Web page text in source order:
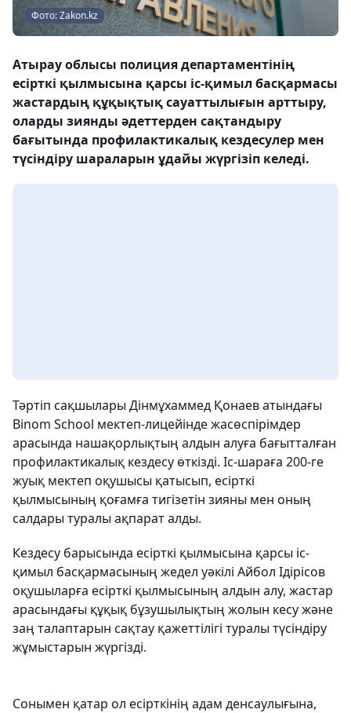
Фото: Zakon.kz
Атырау облысы полиция департаментінің
есірткі қылмысына қарсы іс-қимыл басқармасы
жастардың құқықтық сауаттылығын арттыру,
оларды зиянды әдеттерден сақтандыру
бағытында профилактикалық кездесулер мен
түсіндіру шараларын ұдайы жүргізіп келеді.
Тәртіп сақшылары Дінмұхаммед Қонаев атындағы
Binom School мектеп-лицейінде жасөспірімдер
арасында нашақорлықтың алдын алуға бағытталған
профилактикалық кездесу өткізді. Іс-шараға 200-ге
жуық мектеп оқушысы қатысып, есірткі
қылмысының қоғамға тигізетін зияны мен оның
салдары туралы ақпарат алды.
Кездесу барысында есірткі қылмысына қарсы іс-
қимыл басқармасының жедел уәкілі Айбол Ідірісов
оқушыларға есірткі қылмысының алдын алу, жастар
арасындағы құқық бұзушылықтың жолын кесу және
заң талаптарын сақтау қажеттілігі туралы түсіндіру
жұмыстарын жүргізді.
Сонымен қатар ол есірткінің адам денсаулығына,